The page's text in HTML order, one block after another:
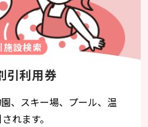
施設検索
引利用券
、スキー場、プール、温
れます。